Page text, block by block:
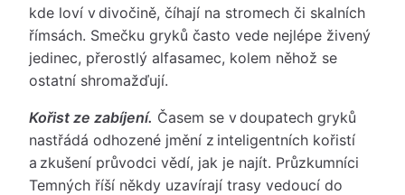
kde loví v divočině, číhají na stromech či skalních
římsách. Smečku gryků často vede nejlépe živený
jedinec, přerostlý alfasamec, kolem něhož se
ostatní shromažďují.
Kořist ze zabíjení. Časem se v doupatech gryků
nastřádá odhozené jmění z inteligentních kořistí
a zkušení průvodci vědí, jak je najít. Průzkumníci
Temných říší někdy uzavírají trasy vedoucí do